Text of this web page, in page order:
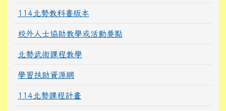
114北勢教科書版本
校外人士協助教學或活動要點
北勢武術課程教學
學習扶助資源網
114北勢課程計畫